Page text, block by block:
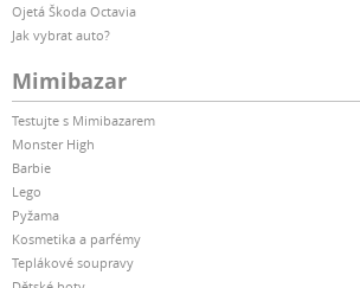
Ojetá Škoda Octavia
Jak vybrat auto?
Mimibazar
Testujte s Mimibazarem
Monster High
Barbie
Lego
Pyžama
Kosmetika a parfémy
Teplákové soupravy